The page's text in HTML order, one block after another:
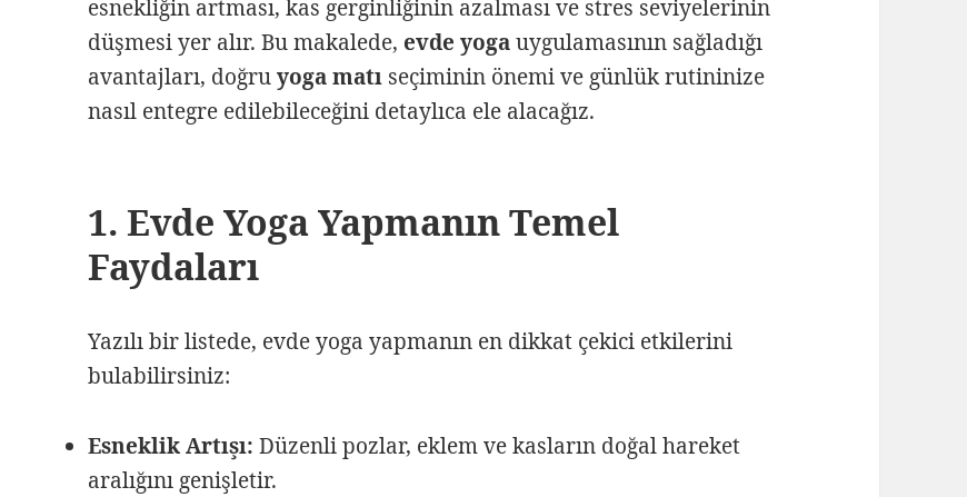
esnekliğin artması, kas gerginliğinin azalması ve stres seviyelerinin
düşmesi yer alır. Bu makalede, evde yogauygulamasının sağladığı
avantajları, doğruyoga matı seçiminin önemi ve günlük rutininize
nasıl entegre edilebileceğini detaylıca ele alacağız.
1. Evde Yoga Yapmanın Temel
Faydaları
Yazılı bir listede, evde yoga yapmanın en dikkat çekici etkilerini
bulabilirsiniz:
Esneklik Artışı: Düzenli pozlar, eklem ve kasların doğal hareket
aralığını genişletir.